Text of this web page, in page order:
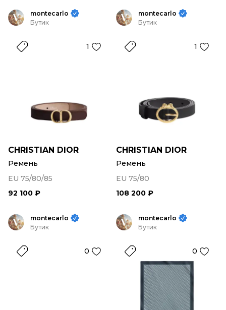
montecarlo
Бутик
1
CHRISTIAN DIOR
Ремень
EU 75/80/85
92 100 ₽
montecarlo
Бутик
1
CHRISTIAN DIOR
Ремень
EU 75/80
108 200 ₽
montecarlo
Бутик
0
montecarlo
Бутик
0